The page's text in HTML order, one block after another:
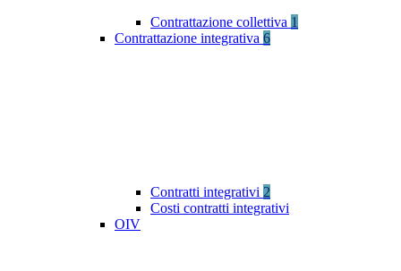
Contrattazione collettiva 1
Contrattazione integrativa 6
Contratti integrativi 2
Costi contratti integrativi
OIV